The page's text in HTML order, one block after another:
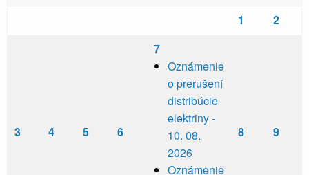
1
2
3 4 5 6
7
Oznámenie
o prerušení
distribúcie
elektriny -
10. 08.
2026
Oznámenie
8 9